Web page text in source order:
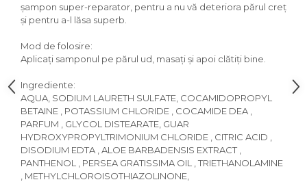
șampon super-reparator, pentru a nu vă deteriora părul creț
și pentru a-l lăsa superb.
Mod de folosire:
Aplicaţi samponul pe părul ud, masaţi şi apoi clătiţi bine.
Ingrediente:
AQUA, SODIUM LAURETH SULFATE, COCAMIDOPROPYL
BETAINE , POTASSIUM CHLORIDE , COCAMIDE DEA ,
PARFUM , GLYCOL DISTEARATE, GUAR
HYDROXYPROPYLTRIMONIUM CHLORIDE , CITRIC ACID ,
DISODIUM EDTA , ALOE BARBADENSIS EXTRACT ,
PANTHENOL , PERSEA GRATISSIMA OIL , TRIETHANOLAMINE
, METHYLCHLOROISOTHIAZOLINONE,